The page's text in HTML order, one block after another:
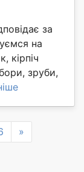
за
на
кірпіч
зруби,
»